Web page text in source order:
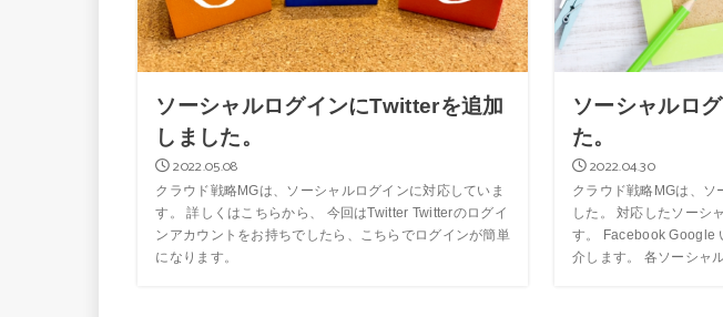
ソーシャルログインにTwitterを追加
しました。
2022.05.08
クラウド戦略MGは、ソーシャルログインに対応していま
す。 詳しくはこちらから、 今回はTwitter Twitterのログイ
ンアカウントをお持ちでしたら、こちらでログインが簡単
になります。
ソーシャルロ
た。
2022.04.30
クラウド戦略MGは、ソ
した。 対応したソーシ
す。 Facebook Google
介します。 各ソーシャ